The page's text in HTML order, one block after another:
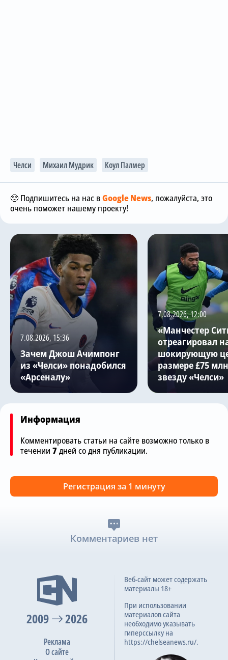
Челси Михаил Мудрик Коул Палмер
🥺 Подпишитесь на нас вGoogle News, пожалуйста, это
очень поможет нашему проекту!
7.08.2026, 15:36
Зачем Джош Ачимпонг
из «Челси» понадобился
«Арсеналу»
7.08.2026, 12:00
«Манчестер
отреагировал
шокирующую
размере £75
звезду «Челси»
Информация
Комментировать статьи на сайте возможно только в
течении 7дней со дня публикации.
Регистрация за 1 минуту
Комментариев нет
2009 2026
Реклама
О сайте
Веб-сайт может содержать
материалы 18+
При использовании
материалов сайта
необходимо указывать
гиперссылку на
https://chelseanews.ru/.